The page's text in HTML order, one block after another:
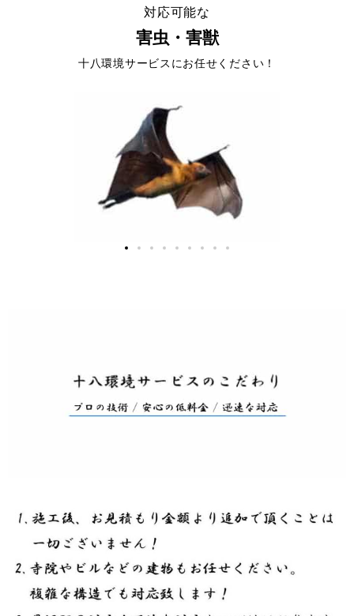
対応可能な
害虫・害獣
十八環境サービスにお任せください！